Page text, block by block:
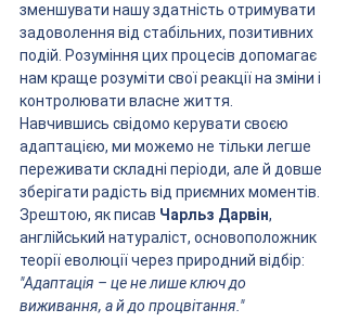
зменшувати нашу здатність отримувати
задоволення від стабільних, позитивних
подій. Розуміння цих процесів допомагає
нам краще розуміти свої реакції на зміни і
контролювати власне життя.
Навчившись свідомо керувати своєю
адаптацією, ми можемо не тільки легше
переживати складні періоди, але й довше
зберігати радість від приємних моментів.
Зрештою, як писав Чарльз Дарвін,
англійський натураліст, основоположник
теорії еволюції через природний відбір:
"Адаптація – це не лише ключ до
виживання, а й до процвітання."